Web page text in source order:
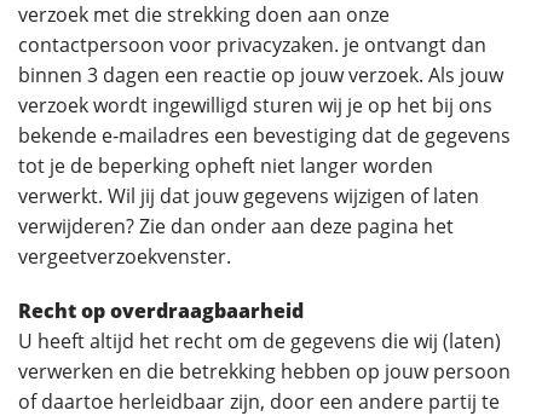
verzoek met die strekking doen aan onze
contactpersoon voor privacyzaken. je ontvangt dan
binnen 3 dagen een reactie op jouw verzoek. Als jouw
verzoek wordt ingewilligd sturen wij je op het bij ons
bekende e-mailadres een bevestiging dat de gegevens
tot je de beperking opheft niet langer worden
verwerkt. Wil jij dat jouw gegevens wijzigen of laten
verwijderen? Zie dan onder aan deze pagina het
vergeetverzoekvenster.
Recht op overdraagbaarheid
U heeft altijd het recht om de gegevens die wij (laten)
verwerken en die betrekking hebben op jouw persoon
of daartoe herleidbaar zijn, door een andere partij te